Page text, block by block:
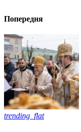
Попередня
trending_flat